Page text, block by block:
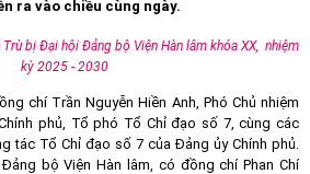
ra vào chiều cùng ngày.
bị Đại hội Đảng bộ Viện Hàn lâm khóa XX, nhiệm
kỳ 2025 - 2030
chí Trần Nguyễn Hiền Anh, Phó Chủ nhiệm
phủ, Tổ phó Tổ Chỉ đạo số 7, cùng các
tác Tổ Chỉ đạo số 7 của Đảng ủy Chính phủ.
bộ Viện Hàn lâm, có đồng chí Phan Chí